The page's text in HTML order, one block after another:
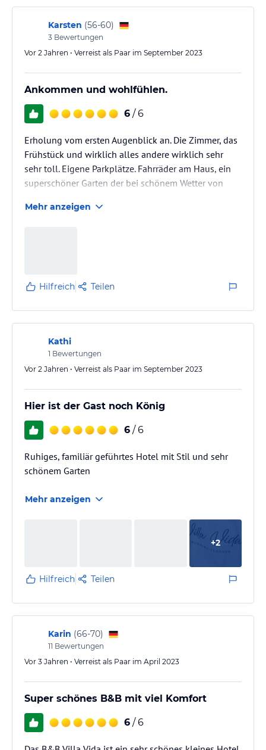
Karsten (56-60)
3 Bewertungen
Vor 2 Jahren • Verreist als Paar im September 2023
Ankommen und wohlfühlen.
6 / 6
Erholung vom ersten Augenblick an. Die Zimmer, das
Frühstück und wirklich alles andere wirklich sehr
sehr toll. Eigene Parkplätze. Fahrräder am Haus, ein
superschöner Garten der bei schönem Wetter von
Liebevoll vom Besitzer und der Familie geführt. Wir
Mehr anzeigen
Hilfreich Teilen
Kathi
1 Bewertungen
Vor 2 Jahren • Verreist als Paar im September 2023
Hier ist der Gast noch König
6 / 6
Ruhiges, familiär geführtes Hotel mit Stil und sehr
schönem Garten
Mehr anzeigen
+2
Hilfreich Teilen
Karin (66-70)
11 Bewertungen
Vor 3 Jahren • Verreist als Paar im April 2023
Super schönes B&B mit viel Komfort
6 / 6